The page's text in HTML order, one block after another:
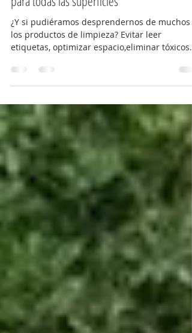
Detergente Universal Biodegradable
para todas las superficies
los productos de limpieza? Evitar leer
etiquetas, optimizar espacio,eliminar tóxicos...